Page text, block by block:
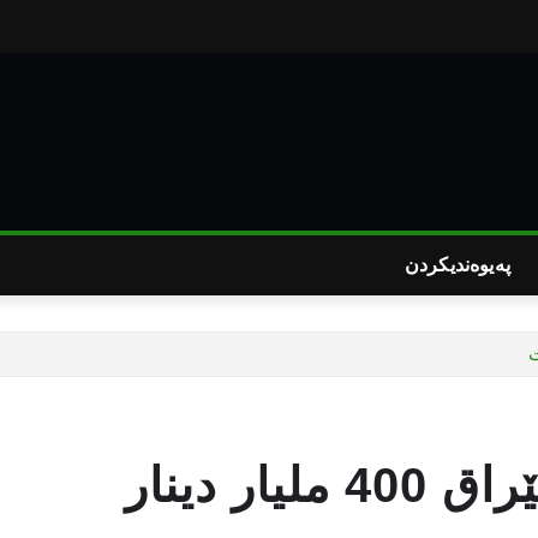
پەیوەندیکردن
مووچەى پەرلەمانتارانى عێراق 400 ملیار دینار